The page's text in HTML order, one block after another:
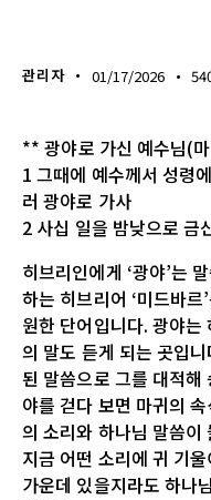
관리자 01/17/2026
** 광야로 가신 예수님(
1 그때에 예수께서 성령
러 광야로 가사
2 사십 일을 밤낮으로 금
히브리인에게 ‘광야’는
하는 히브리어 ‘미드바르
원한 단어입니다. 광야
의 말도 듣게 되는 곳입
된 말씀으로 그를 대적
야를 걷다 보면 마귀의
의 소리와 하나님 말씀이
지금 어떤 소리에 귀 기
가운데 있을지라도 하나